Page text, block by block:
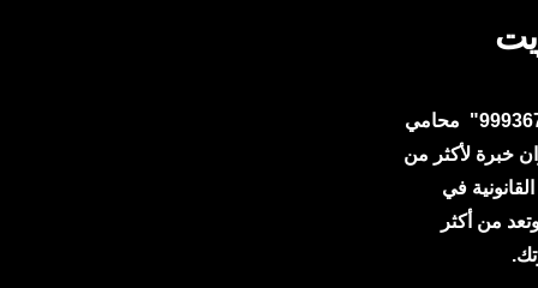
الكويت "99936799" محامي
خبرة لأكثر من
في
ناجحة وتعد من أكثر